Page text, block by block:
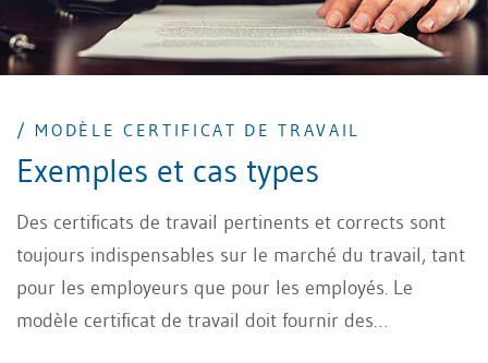
/ MODÈLE CERTIFICAT DE TRAVAIL
Exemples et cas types
Des certificats de travail pertinents et corrects sont
toujours indispensables sur le marché du travail, tant
pour les employeurs que pour les employés. Le
modèle certificat de travail doit fournir des